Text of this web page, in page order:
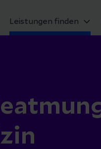
Leistungen finden